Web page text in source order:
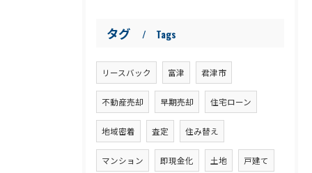
タグ Tags
リースバック 富津 君津市
不動産売却 早期売却 住宅ローン
地域密着 査定 住み替え
マンション 即現金化 土地 戸建て